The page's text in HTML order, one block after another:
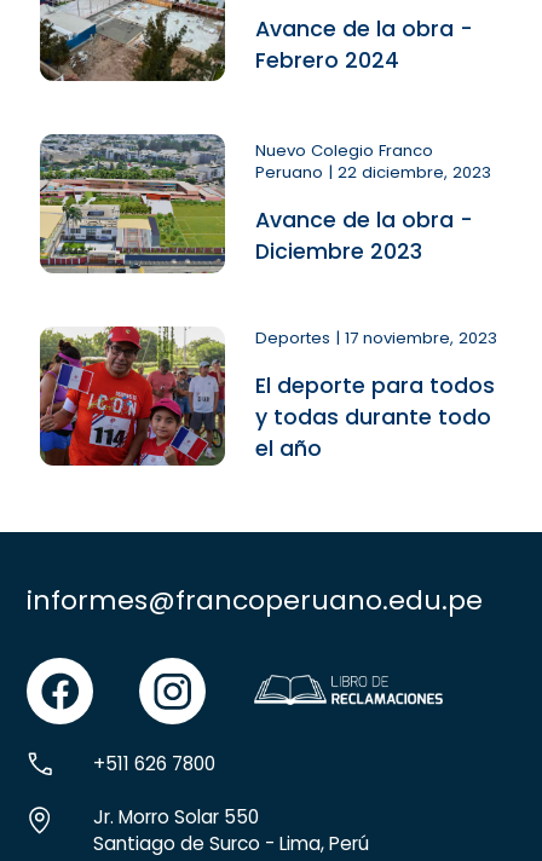
Avance de la obra -
Febrero 2024
Nuevo Colegio Franco
Peruano | 22 diciembre, 2023
Avance de la obra -
Diciembre 2023
Deportes | 17 noviembre, 2023
El deporte para todos
y todas durante todo
el año
informes@francoperuano.edu.pe
facebook instgram
+511 626 7800
Jr. Morro Solar 550
Santiago de Surco - Lima, Perú